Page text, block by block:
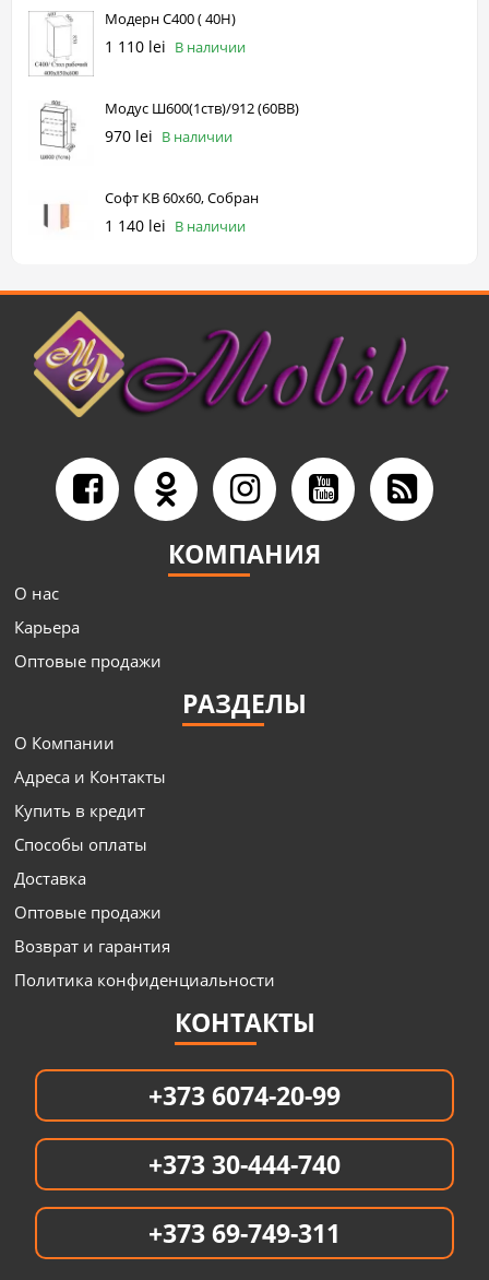
Модерн С400 ( 40Н)
1 110 lei В наличии
Модус Ш600(1ств)/912 (60ВВ)
970 lei В наличии
Софт КВ 60х60, Собран
1 140 lei В наличии
КОМПАНИЯ
О нас
Карьера
Оптовые продажи
РАЗДЕЛЫ
О Компании
Адреса и Контакты
Купить в кредит
Способы оплаты
Доставка
Оптовые продажи
Возврат и гарантия
Политика конфиденциальности
КОНТАКТЫ
+373 6074-20-99
+373 30-444-740
+373 69-749-311